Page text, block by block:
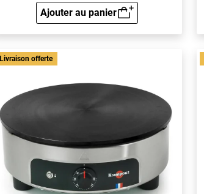
Ajouter au panier
Aperçu rapide
Livraison offerte